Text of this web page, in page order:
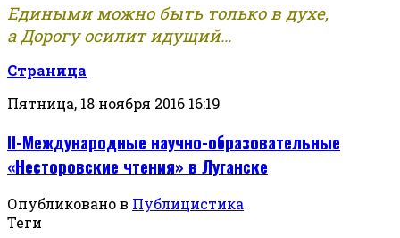
Едиными можно быть только в духе,
а Дорогу осилит идущий...
Страница
Пятница, 18 ноября 2016 16:19
II-Международные научно-образовательные
«Несторовские чтения» в Луганске
Опубликовано в Публицистика
Теги